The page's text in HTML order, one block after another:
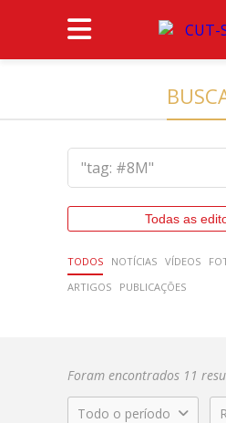
Todas as
TODOS NOTÍCIAS VÍDEOS
ARTIGOS
PUBLICAÇÕES
Foram encontrados 11
Todo o período